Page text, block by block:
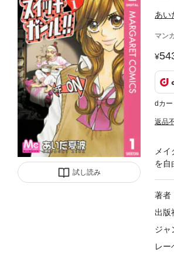
試し読み
あい
マン
dカ
返品
メ
を自
著者
出版
ジャ
レー